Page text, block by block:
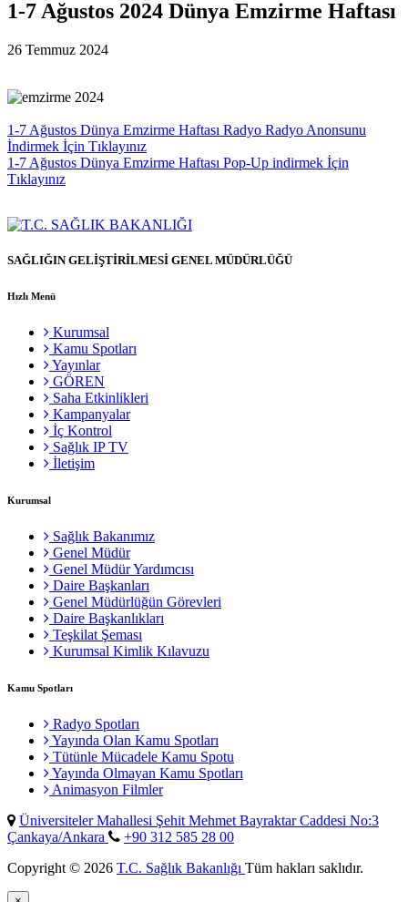
1-7 Ağustos 2024 Dünya Emzirme Haftası
26 Temmuz 2024
1-7 Ağustos Dünya Emzirme Haftası Radyo Radyo Anonsunu
İndirmek İçin Tıklayınız
1-7 Ağustos Dünya Emzirme Haftası Pop-Up indirmek İçin
Tıklayınız
SAĞLIĞIN GELİŞTİRİLMESİ GENEL MÜDÜRLÜĞÜ
Hızlı Menü
Kurumsal
Kamu Spotları
Yayınlar
GÖREN
Saha Etkinlikleri
Kampanyalar
İç Kontrol
Sağlık IP TV
İletişim
Kurumsal
Sağlık Bakanımız
Genel Müdür
Genel Müdür Yardımcısı
Daire Başkanları
Genel Müdürlüğün Görevleri
Daire Başkanlıkları
Teşkilat Şeması
Kurumsal Kimlik Kılavuzu
Kamu Spotları
Radyo Spotları
Yayında Olan Kamu Spotları
Tütünle Mücadele Kamu Spotu
Yayında Olmayan Kamu Spotları
Animasyon Filmler
Üniversiteler Mahallesi Şehit Mehmet Bayraktar Caddesi No:3
Çankaya/Ankara
+90 312 585 28 00
Copyright © 2026 T.C. Sağlık Bakanlığı Tüm hakları saklıdır.